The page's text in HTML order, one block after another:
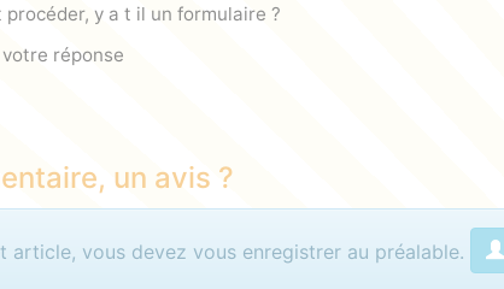
procéder, y a t il un formulaire ?
réponse
, un avis ?
pour commenter
article, vous devez vous enregistrer au préalable.